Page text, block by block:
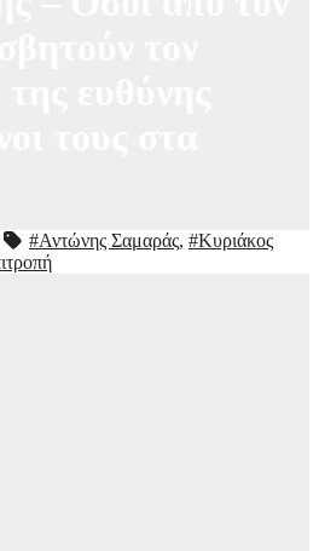
#Αντώνης Σαμαράς, #Κυριάκος